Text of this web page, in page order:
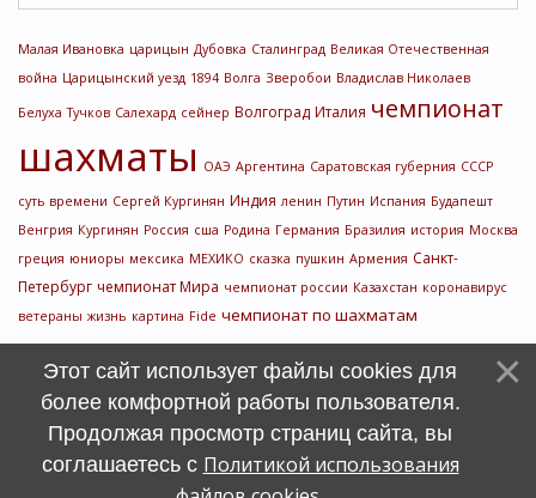
Малая Ивановка царицын Дубовка Сталинград Великая Отечественная
война Царицынский уезд 1894 Волга Зверобои Владислав Николаев
Белуха Тучков Салехард сейнер Волгоград Италия чемпионат
шахматы ОАЭ Аргентина Саратовская губерния СССР
суть времени Сергей Кургинян Индия ленин Путин Испания Будапешт
Венгрия Кургинян Россия сша Родина Германия Бразилия история Москва
греция юниоры мексика МЕХИКО сказка пушкин Армения Санкт-
Петербург чемпионат Мира чемпионат россии Казахстан коронавирус
ветераны жизнь картина Fide чемпионат по шахматам
Этот сайт использует файлы cookies для
более комфортной работы пользователя.
Продолжая просмотр страниц сайта, вы
соглашаетесь с Политикой использования